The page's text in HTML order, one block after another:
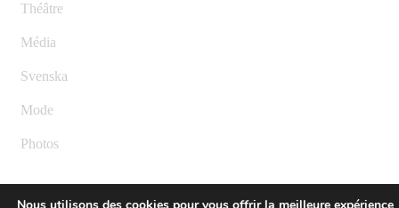
Théâtre
Média
Svenska
Mode
Photos